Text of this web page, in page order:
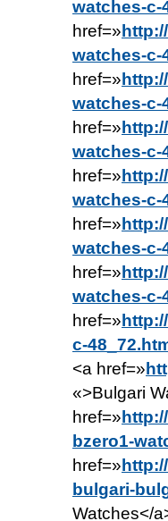
watches-c-
href=»
watches-c-
href=»
watches-c-
href=»
watches-c-
href=»
watches-c-
href=»
watches-c-
href=»
watches-c-
href=»
c-
<a href=»
«>Bulgari
href=»
bzero1-
href=»
bulgari-
Watches</